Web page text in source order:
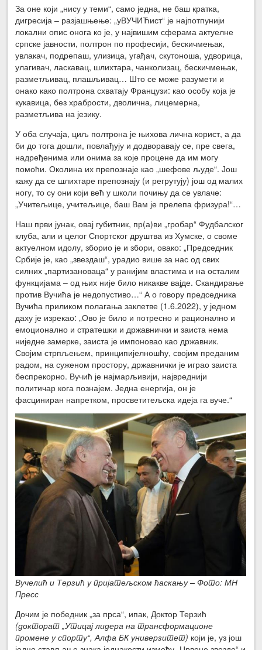
За оне који „нису у теми“, само једна, не баш кратка,
дигресија – разјашњење: „уВУЧИЋист“ је најпотпунији
локални опис онога ко је, у највишим сферама актуелне
српске јавности, полтрон по професији, бескичмењак,
увлакач, подрепаш, улизица, угађач, скутоноша, удворица,
улагивач, ласкавац, шлихтара, чанколизац, бескичмењак,
разметљивац, плашљивац… Што се може разумети и
онако како полтрона схватају Французи: као особу која је
кукавица, без храбрости, дволична, лицемерна,
разметљива на језику.
У оба случаја, циљ полтрона је њихова лична корист, а да
би до тога дошли, повлађују и додворавају се, пре свега,
надређенима или онима за које процене да им могу
помоћи. Околина их препознаје као „шефове људе“. Још
кажу да се шлихтаре препознају (и регрутују) још од малих
ногу, то су они који већ у школи почињу да се увлаче:
„Учитељице, учитељице, баш Вам је прелепа фризура!“…
Наш први јунак, овај губитник, пр(а)ви „гробар“ Фудбалског
клуба, али и целог Спортског друштва из Хумске, о своме
актуелном идолу, зборио је и збори, овако: „Председник
Србије је, као „звездаш“, урадио више за нас од свих
силних „партизановаца“ у ранијим властима и на осталим
функцијама – од њих није било никакве вајде. Скандирање
против Вучића је недопустиво…“ А о говору председника
Вучића приликом полагања заклетве (1.6.2022), у једном
даху је изрекао: „Ово је било и потресно и рационално и
емоционално и стратешки и државнички и заиста нема
ниједне замерке, заиста је импоновао као државник.
Својим стрпљењем, принципијелношћу, својим преданим
радом, на суженом простору, државнички је играо заиста
беспрекорно. Вучић је најмарљивији, највреднији
политичар кога познајем. Једна енергија, он је
фасциниран напретком, просветитељска идеја га вуче.“
Вучелић и Терзић у пријатељском ћаскању – Фото: МН
Пресс
Дочим је победник „за прса“, ипак, Доктор Терзић
(докторат „Утицај лидера на трансформационе
промене у спорту“, Алфа БК универзитет) који је, уз још